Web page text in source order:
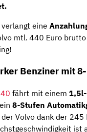
.
eine
mtl. 440 Euro
Benziner mit
fährt mit einem
8-Stufen
Volvo dank der
ist